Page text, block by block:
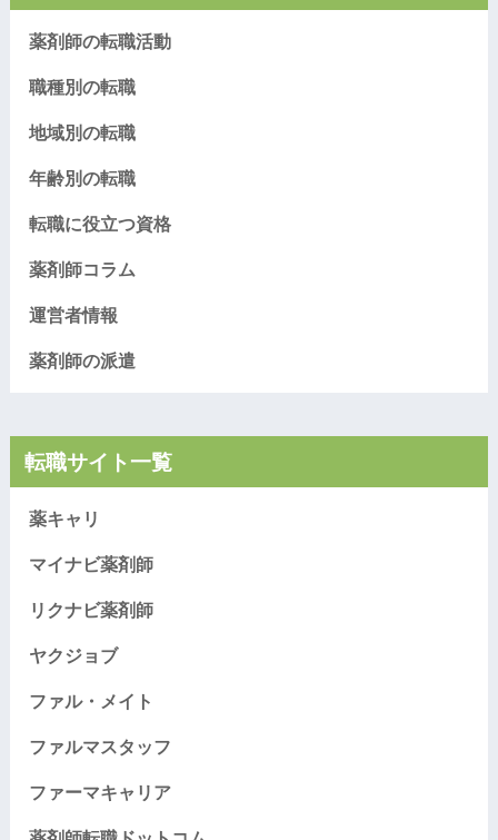
薬剤師の転職活動
職種別の転職
地域別の転職
年齢別の転職
転職に役立つ資格
薬剤師コラム
運営者情報
薬剤師の派遣
転職サイト一覧
薬キャリ
マイナビ薬剤師
リクナビ薬剤師
ヤクジョブ
ファル・メイト
ファルマスタッフ
ファーマキャリア